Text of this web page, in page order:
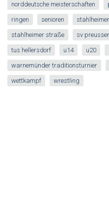
norddeutsche meisterschaften
ringen senioren
stahlheimer straße sv
tus hellersdorf u14 u20
warnemünder traditionsturnier
wettkampf wrestling